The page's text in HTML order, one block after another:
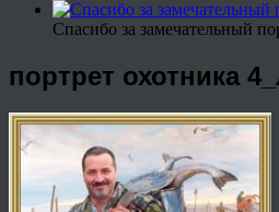
Спасибо за замечательный
портрет охотника